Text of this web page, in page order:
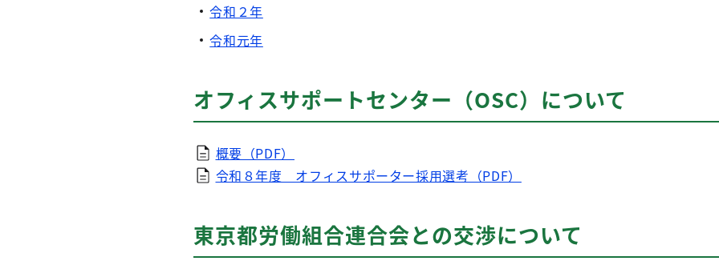
令和２年
令和元年
オフィスサポートセンター（OSC）について
概要（PDF）
令和８年度 オフィスサポーター採用選考（PDF）
東京都労働組合連合会との交渉について